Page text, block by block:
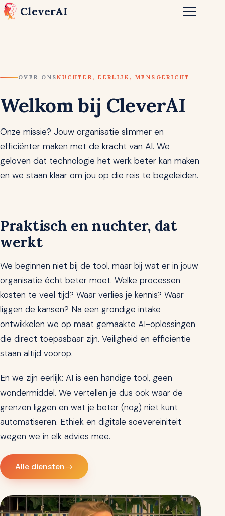
CleverAI
OVER ONSNUCHTER, EERLIJK, MENSGERICHT
Welkom bij CleverAI
Onze missie? Jouw organisatie slimmer en
efficiënter maken met de kracht van AI. We
geloven dat technologie het werk beter kan maken
en we staan klaar om jou op die reis te begeleiden.
Praktisch en nuchter, dat
werkt
We beginnen niet bij de tool, maar bij wat er in jouw
organisatie écht beter moet. Welke processen
kosten te veel tijd? Waar verlies je kennis? Waar
liggen de kansen? Na een grondige intake
ontwikkelen we op maat gemaakte AI-oplossingen
die direct toepasbaar zijn. Veiligheid en efficiëntie
staan altijd voorop.
En we zijn eerlijk: AI is een handige tool, geen
wondermiddel. We vertellen je dus ook waar de
grenzen liggen en wat je beter (nog) niet kunt
automatiseren. Ethiek en digitale soevereiniteit
wegen we in elk advies mee.
Alle diensten→